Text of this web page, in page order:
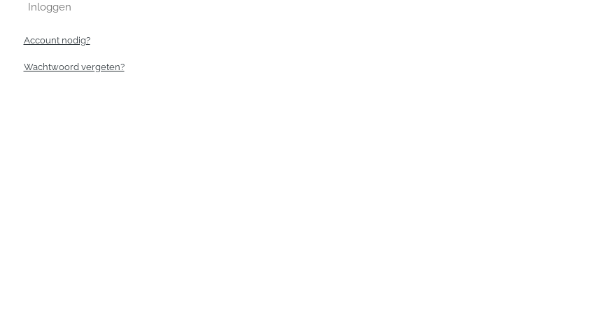
Inloggen
Account nodig?
Wachtwoord vergeten?